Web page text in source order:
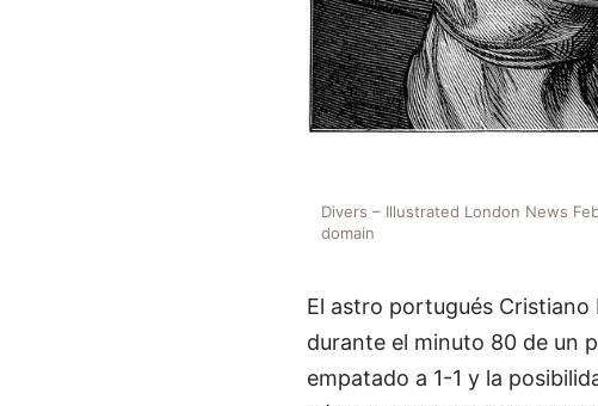
Divers – Illustrated London News
domain
El astro portugués
durante el minuto 80 de un
empatado a 1-1 y la